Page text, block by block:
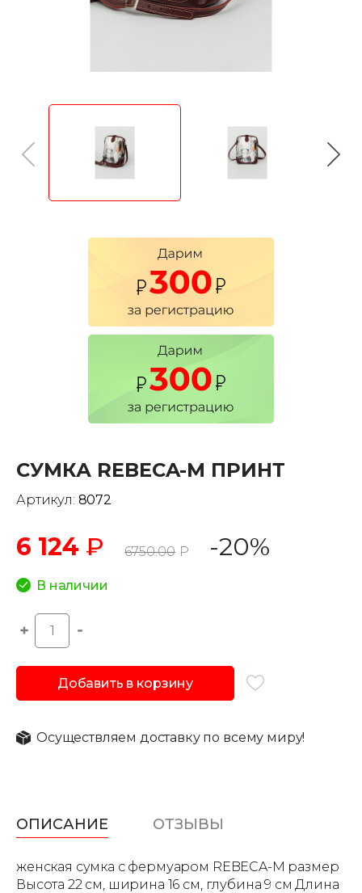
СУМКА REBECA-M ПРИНТ
Артикул: 8072
6 124 ₽ 6750.00 Р -20%
В наличии
Добавить в корзину
Осуществляем доставку по всему миру!
ОПИСАНИЕ ОТЗЫВЫ
женская сумка с фермуаром REBECA-М размер
Высота 22 см, ширина 16 см, глубина 9 см Длина